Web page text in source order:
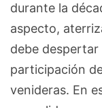
durante la
aspecto,
debe
participación
venideras. En